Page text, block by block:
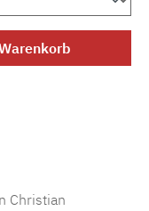
Christian